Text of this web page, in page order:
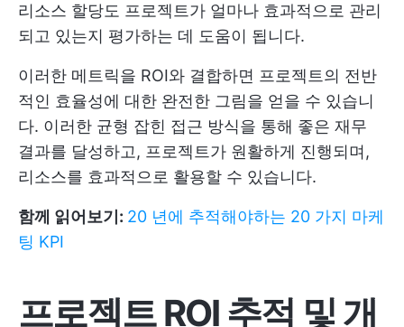
리소스 할당도 프로젝트가 얼마나 효과적으로 관리
되고 있는지 평가하는 데 도움이 됩니다.
이러한 메트릭을 ROI와 결합하면 프로젝트의 전반
적인 효율성에 대한 완전한 그림을 얻을 수 있습니
다. 이러한 균형 잡힌 접근 방식을 통해 좋은 재무
결과를 달성하고, 프로젝트가 원활하게 진행되며,
리소스를 효과적으로 활용할 수 있습니다.
함께 읽어보기: 20 년에 추적해야하는 20 가지 마케
팅 KPI
프로젝트 ROI 추적 및 개